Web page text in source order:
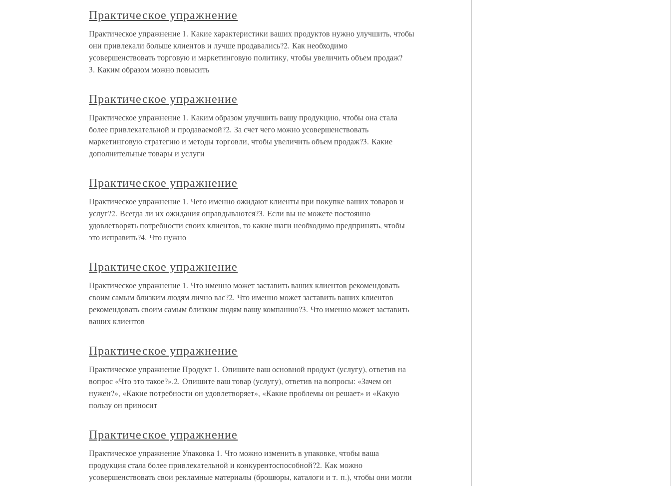
Практическое упражнение
Практическое упражнение 1. Какие характеристики ваших продуктов нужно улучшить, чтобы
они привлекали больше клиентов и лучше продавались?2. Как необходимо
усовершенствовать торговую и маркетинговую политику, чтобы увеличить объем продаж?
3. Каким образом можно повысить
Практическое упражнение
Практическое упражнение 1. Каким образом улучшить вашу продукцию, чтобы она стала
более привлекательной и продаваемой?2. За счет чего можно усовершенствовать
маркетинговую стратегию и методы торговли, чтобы увеличить объем продаж?3. Какие
дополнительные товары и услуги
Практическое упражнение
Практическое упражнение 1. Чего именно ожидают клиенты при покупке ваших товаров и
услуг?2. Всегда ли их ожидания оправдываются?3. Если вы не можете постоянно
удовлетворять потребности своих клиентов, то какие шаги необходимо предпринять, чтобы
это исправить?4. Что нужно
Практическое упражнение
Практическое упражнение 1. Что именно может заставить ваших клиентов рекомендовать
своим самым близким людям лично вас?2. Что именно может заставить ваших клиентов
рекомендовать своим самым близким людям вашу компанию?3. Что именно может заставить
ваших клиентов
Практическое упражнение
Практическое упражнение Продукт 1. Опишите ваш основной продукт (услугу), ответив на
вопрос «Что это такое?».2. Опишите ваш товар (услугу), ответив на вопросы: «Зачем он
нужен?», «Какие потребности он удовлетворяет», «Какие проблемы он решает» и «Какую
пользу он приносит
Практическое упражнение
Практическое упражнение Упаковка 1. Что можно изменить в упаковке, чтобы ваша
продукция стала более привлекательной и конкурентоспособной?2. Как можно
усовершенствовать свои рекламные материалы (брошюры, каталоги и т. п.), чтобы они могли